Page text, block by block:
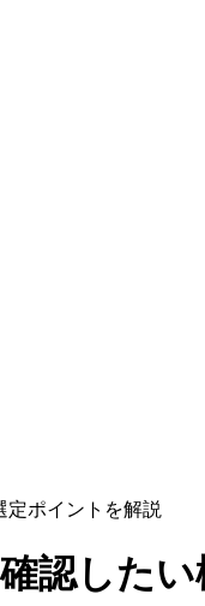
ポイントを解説
認した